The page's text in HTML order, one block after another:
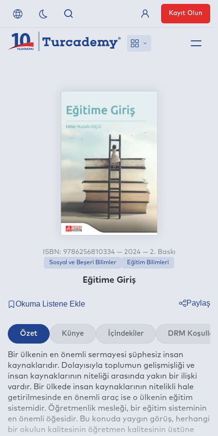
Uzaktan Erişim
Anlaşmalı Yayınevleri
Üye Girişi
Kayıt Olun
Eğitime Giriş
ISBN: 9786256810334 — 2024 — 2. Baskı
Sosyal ve Beşeri Bilimler Eğitim Bilimleri
Paylaş
Twitter
Linkedin
Whatsapp
E-mail
Özet Künye İçindekiler DRM Koşulları
Bir ülkenin en önemli sermayesi şüphesiz insan
kaynaklarıdır. Dolayısıyla toplumun gelişmişliği ve
insan kaynaklarının niteliği arasında yakın bir ilişki
vardır. Bir ülkede insan kaynaklarının nitelikli hale
getirilmesinde en önemli araç ise o ülkenin eğitim
sistemidir. Öğretmenlik mesleği, bir eğitim sisteminin
en önemli öğesidir. Bu konuda yaygın görüş, herhangi
bir okulun kalitesinin öğretmen kalitesinin üstüne